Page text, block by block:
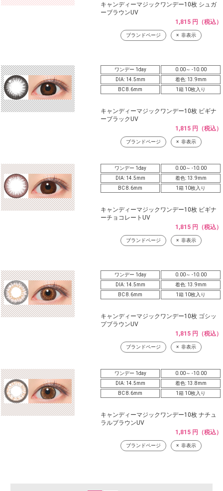
キャンディーマジックワンデー10枚 シュガ
ーブラウンUV
1,815 円（税込）
ブランドページ 非表示
ワンデー 1day
0.00～ -10.00
DIA: 14.5mm
着色: 13.9mm
BC 8.6mm
1箱 10枚入り
キャンディーマジックワンデー10枚 ビギナ
ーブラックUV
1,815 円（税込）
ブランドページ 非表示
ワンデー 1day
0.00～ -10.00
DIA: 14.5mm
着色: 13.9mm
BC 8.6mm
1箱 10枚入り
キャンディーマジックワンデー10枚 ビギナ
ーチョコレートUV
1,815 円（税込）
ブランドページ 非表示
ワンデー 1day
0.00～ -10.00
DIA: 14.5mm
着色: 13.9mm
BC 8.6mm
1箱 10枚入り
キャンディーマジックワンデー10枚 ゴシッ
プブラウンUV
1,815 円（税込）
ブランドページ 非表示
ワンデー 1day
0.00～ -10.00
DIA: 14.5mm
着色: 13.8mm
BC 8.6mm
1箱 10枚入り
キャンディーマジックワンデー10枚 ナチュ
ラルブラウンUV
1,815 円（税込）
ブランドページ 非表示